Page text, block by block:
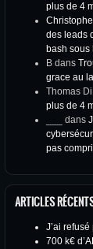
plus de 4
des leads
bash sous
B dans
grace au
Thomas
plus de 4
dans
pas
ARTICLES
J’ai
700 k€